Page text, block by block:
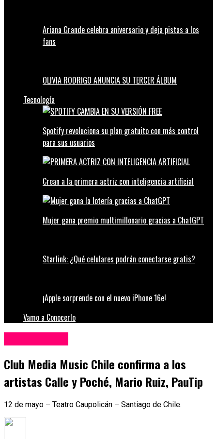
Ariana Grande celebra aniversario y deja pistas a los
fans
OLIVIA RODRIGO ANUNCIA SU TERCER ÁLBUM
Tecnología
Spotify revoluciona su plan gratuito con más control
para sus usuarios
Crean a la primera actriz con inteligencia artificial
Mujer gana premio multimillonario gracias a ChatGPT
Starlink: ¿Qué celulares podrán conectarse gratis?
¡Apple sorprende con el nuevo iPhone 16e!
Vamo a Conocerlo
Club Media Music Chile confirma a los
artistas Calle y Poché, Mario Ruiz, PauTip
12 de mayo – Teatro Caupolicán – Santiago de Chile.